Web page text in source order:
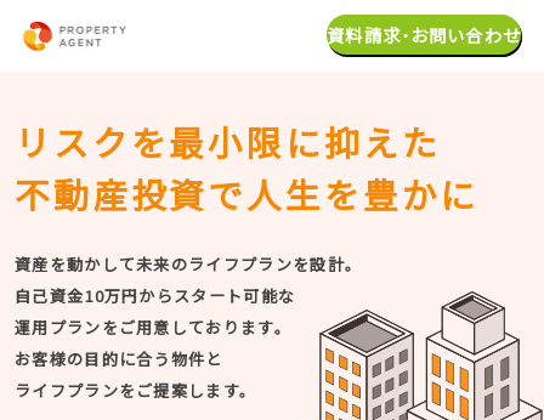
資料請求･お問い合わせ
リスクを最小限に抑えた
不動産投資で人生を豊かに
資産を動かして未来のライフプランを設計。
自己資金10万円からスタート可能な
運用プランをご用意しております。
お客様の目的に合う物件と
ライフプランをご提案します。